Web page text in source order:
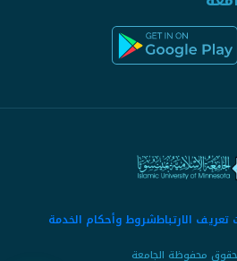
تعريف الارتباطشروط وأحكام الخدمة
محفوظة الجامعة